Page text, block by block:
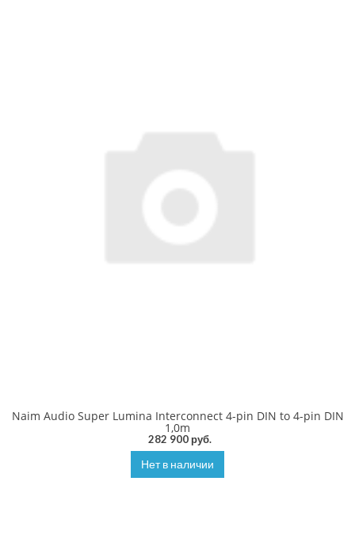
Naim Audio Super Lumina Interconnect 4-pin DIN to 4-pin DIN
1,0m
282 900 руб.
Нет в наличии